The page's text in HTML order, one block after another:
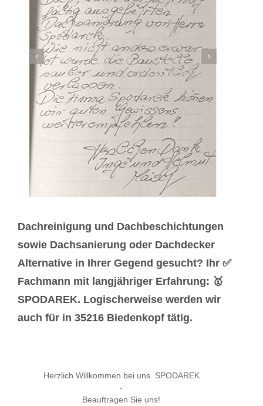
Dachreinigung und Dachbeschichtungen
sowie Dachsanierung oder Dachdecker
Alternative in Ihrer Gegend gesucht? Ihr ✅
Fachmann mit langjähriger Erfahrung: 🥇
SPODAREK. Logischerweise werden wir
auch für in 35216 Biedenkopf tätig.
Herzlich Willkommen bei uns. SPODAREK
-
Beauftragen Sie uns!